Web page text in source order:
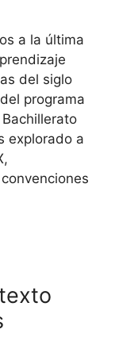
a la última
del siglo
programa
explorado a